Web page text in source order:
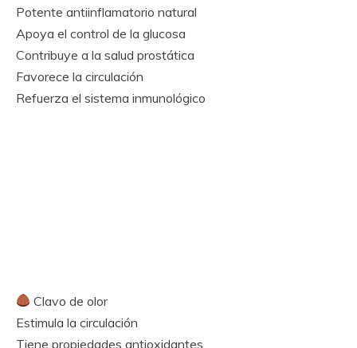
Potente antiinflamatorio natural
Apoya el control de la glucosa
Contribuye a la salud prostática
Favorece la circulación
Refuerza el sistema inmunológico
Clavo de olor
Estimula la circulación
Tiene propiedades antioxidantes